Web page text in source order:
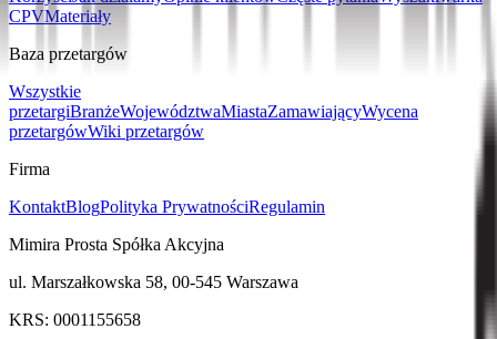
CPVMateriały
Baza przetargów
Wszystkie
przetargiBranżeWojewództwaMiastaZamawiającyWycena
przetargówWiki przetargów
Firma
KontaktBlogPolityka PrywatnościRegulamin
Mimira Prosta Spółka Akcyjna
ul. Marszałkowska 58, 00-545 Warszawa
KRS: 0001155658